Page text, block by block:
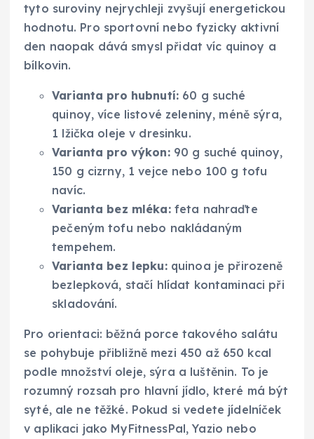
tyto suroviny nejrychleji zvyšují energetickou
hodnotu. Pro sportovní nebo fyzicky aktivní
den naopak dává smysl přidat víc quinoy a
bílkovin.
Varianta pro hubnutí: 60 g suché
quinoy, více listové zeleniny, méně sýra,
1 lžička oleje v dresinku.
Varianta pro výkon:90 g suché quinoy,
150 g cizrny, 1 vejce nebo 100 g tofu
navíc.
Varianta bez mléka:feta nahraďte
pečeným tofu nebo nakládaným
tempehem.
Varianta bez lepku:quinoa je přirozeně
bezlepková, stačí hlídat kontaminaci při
skladování.
Pro orientaci: běžná porce takového salátu
se pohybuje přibližně mezi 450 až 650 kcal
podle množství oleje, sýra a luštěnin. To je
rozumný rozsah pro hlavní jídlo, které má být
syté, ale ne těžké. Pokud si vedete jídelníček
v aplikaci jako MyFitnessPal, Yazio nebo